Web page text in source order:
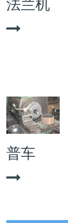
法兰机
普车